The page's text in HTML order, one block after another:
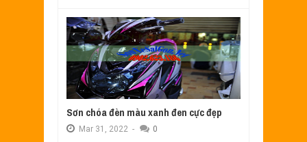
Sơn chóa đèn màu xanh đen cực đẹp
Mar 31, 2022 - 0